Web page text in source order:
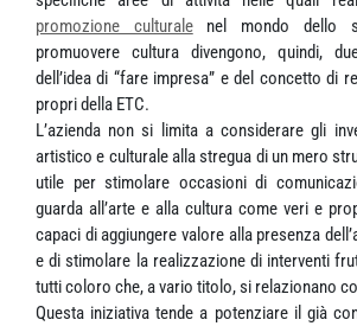
promozione culturalenel mondo dello
promuovere cultura divengono, quindi,
dell’idea di “fare impresa” e del concetto di
propri della ETC.
L’azienda non si limita a considerare gli
artistico e culturale alla stregua di un mero
utile per stimolare occasioni di
guarda all’arte e alla cultura come veri e
capaci di aggiungere valore alla presenza
e di stimolare la realizzazione di interventi
tutti coloro che, a vario titolo, si relazionano
Questa iniziativa tende a potenziare il già